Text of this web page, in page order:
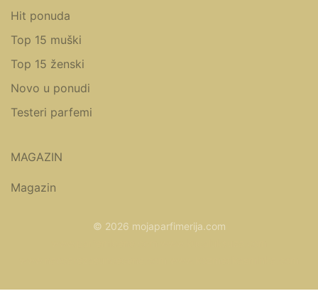
Hit ponuda
Top 15 muški
Top 15 ženski
Novo u ponudi
Testeri parfemi
MAGAZIN
Magazin
© 2026 mojaparfimerija.com